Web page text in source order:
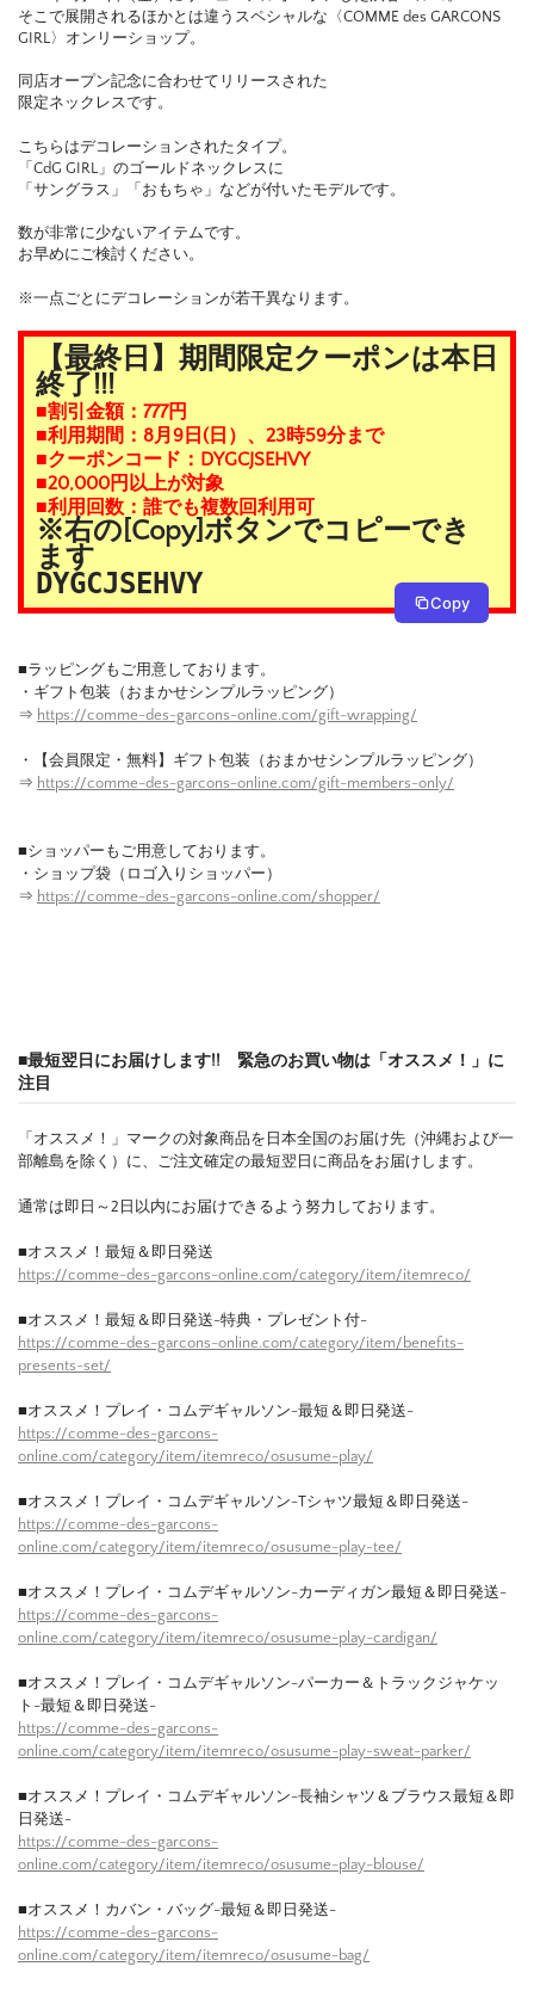
そこで展開されるほかとは違うスペシャルな〈COMME des GARCONS
GIRL〉オンリーショップ。
同店オープン記念に合わせてリリースされた
限定ネックレスです。
こちらはデコレーションされたタイプ。
「CdG GIRL」のゴールドネックレスに
「サングラス」「おもちゃ」などが付いたモデルです。
数が非常に少ないアイテムです。
お早めにご検討ください。
※一点ごとにデコレーションが若干異なります。
【最終日】期間限定クーポンは本日
終了!!!
■割引金額：777円
■利用期間：8月9日(日）、23時59分まで
■クーポンコード：DYGCJSEHVY
■20,000円以上が対象
■利用回数：誰でも複数回利用可
※右の[Copy]ボタンでコピーでき
ます
DYGCJSEHVY
Copy
■ラッピングもご用意しております。
・ギフト包装（おまかせシンプルラッピング）
⇒ https://comme-des-garcons-online.com/gift-wrapping/
・【会員限定・無料】ギフト包装（おまかせシンプルラッピング）
⇒ https://comme-des-garcons-online.com/gift-members-only/
■ショッパーもご用意しております。
・ショップ袋（ロゴ入りショッパー）
⇒ https://comme-des-garcons-online.com/shopper/
■最短翌日にお届けします!! 緊急のお買い物は「オススメ！」に
注目
「オススメ！」マークの対象商品を日本全国のお届け先（沖縄および一
部離島を除く）に、ご注文確定の最短翌日に商品をお届けします。
通常は即日～2日以内にお届けできるよう努力しております。
■オススメ！最短＆即日発送
https://comme-des-garcons-online.com/category/item/itemreco/
■オススメ！最短＆即日発送-特典・プレゼント付-
https://comme-des-garcons-online.com/category/item/benefits-
presents-set/
■オススメ！プレイ・コムデギャルソン-最短＆即日発送-
https://comme-des-garcons-
online.com/category/item/itemreco/osusume-play/
■オススメ！プレイ・コムデギャルソン-Tシャツ最短＆即日発送-
https://comme-des-garcons-
online.com/category/item/itemreco/osusume-play-tee/
■オススメ！プレイ・コムデギャルソン-カーディガン最短＆即日発送-
https://comme-des-garcons-
online.com/category/item/itemreco/osusume-play-cardigan/
■オススメ！プレイ・コムデギャルソン-パーカー＆トラックジャケッ
ト-最短＆即日発送-
https://comme-des-garcons-
online.com/category/item/itemreco/osusume-play-sweat-parker/
■オススメ！プレイ・コムデギャルソン-長袖シャツ＆ブラウス最短＆即
日発送-
https://comme-des-garcons-
online.com/category/item/itemreco/osusume-play-blouse/
■オススメ！カバン・バッグ-最短＆即日発送-
https://comme-des-garcons-
online.com/category/item/itemreco/osusume-bag/